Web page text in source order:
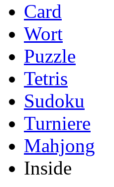
Card
Wort
Puzzle
Tetris
Sudoku
Turniere
Mahjong
Inside